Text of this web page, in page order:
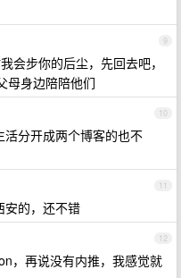
9
会步你的后尘，先回去吧，
母身边陪陪他们
10
分开成两个博客的也不
11
安的，还不错
12
，再说没有内推，我感觉就